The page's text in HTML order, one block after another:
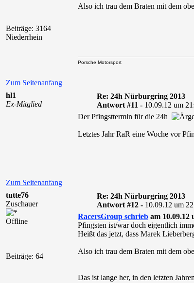
Beiträge: 3164
Niederrhein
Also ich trau dem Braten mit dem
Zum Seitenanfang
Porsche Motorsport
hl1
Ex-Mitglied
Re: 24h Nürburgring 2013
Antwort #11 - 10.09.12 um
Der Pfingsttermin für die 24h
Letztes Jahr RaR eine Woche vor
Zum Seitenanfang
tutte76
Zuschauer
Offline
Beiträge: 64
Re: 24h Nürburgring 2013
Antwort #12 - 10.09.12 um
RacersGroup schrieb am 10.09.12
Pfingsten ist/war doch eigentlich
Heißt das jetzt, dass Marek
Also ich trau dem Braten mit dem
Das ist lange her, in den letzten